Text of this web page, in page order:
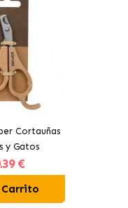
Cortauñas
y Gatos
.39 €